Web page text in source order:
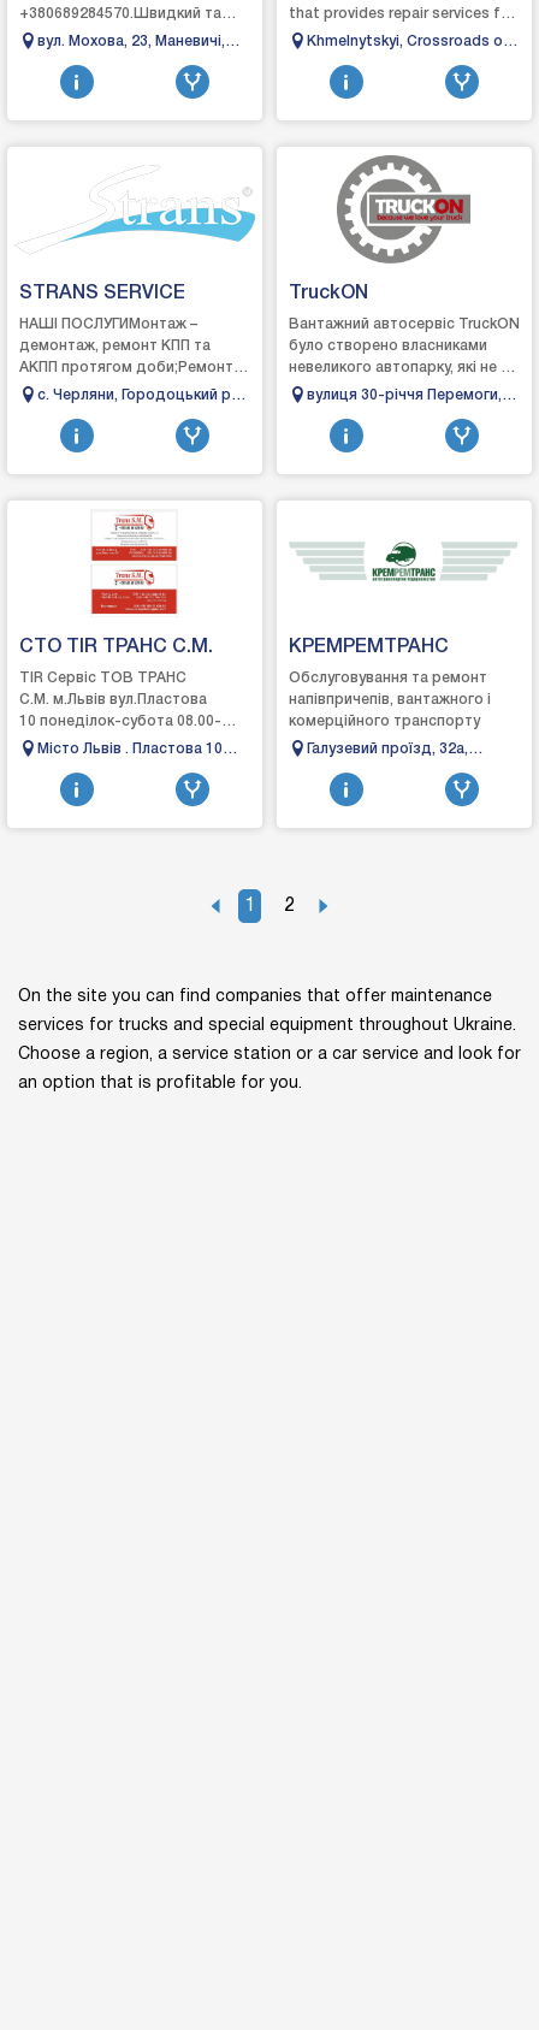
+380689284570.Швидкий та
якісний ремонт вашого
автомобіля:- ходова частина;-
рульове обладнання;...
вул. Мохова, 23, Маневичі,
Волинська область
that provides repair services for
American-made heavy
Khmelnytskyi, Crossroads of
Sichovy streltsiv streets and
Starokostiantivske highway.
STRANS SERVICE
НАШІ ПОСЛУГИМонтаж –
демонтаж, ремонт КПП та
АКПП протягом доби;Ремонт
мостів та
ремонт двигунів вантажних
автомобілів, авто...
с. Черляни, Городоцький р-н,
Львівська обл.
TruckON
Вантажний автосервіс TruckON
було створено власниками
невеликого автопарку, які не з
чуток знайомі зі всіма
зтикаються автопе...
вулиця 30-річчя Перемоги,
11, Черкаси, Черкаська
область
СТО TIR ТРАНС С.М.
ТІR Сервіс ТОВ ТРАНС
С.М. м.Львів вул.Пластова
10 понеділок-субота 08.00-
20.00 +380686861668 Діагностика,
Місто Львів . Пластова 10
.79024
КРЕМРЕМТРАНС
Обслуговування та ремонт
напівпричепів, вантажного і
комерційного транспорту
Галузевий проїзд, 32а,
Кременчук, Полтавська
область
1 2
On the site you can find companies that offer maintenance
services for trucks and special equipment throughout Ukraine.
Choose a region, a service station or a car service and look for
an option that is profitable for you.